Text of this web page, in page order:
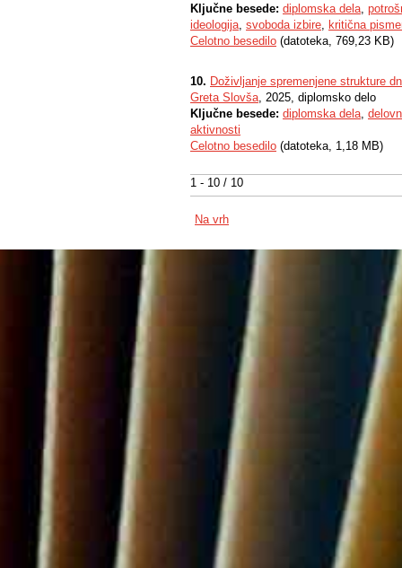
1 - 10 / 10
Ključne besede: diplomska dela,
ideologija, svoboda izbire, kritična
Celotno besedilo (datoteka, 769,23 KB)
10. Doživljanje spremenjene strukture
Greta Slovša, 2025, diplomsko delo
Ključne besede: diplomska dela,
aktivnosti
Celotno besedilo (datoteka, 1,18 MB)
Na vrh